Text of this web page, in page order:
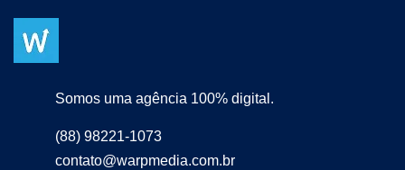
Somos uma agência 100% digital.
(88) 98221-1073
contato@warpmedia.com.br